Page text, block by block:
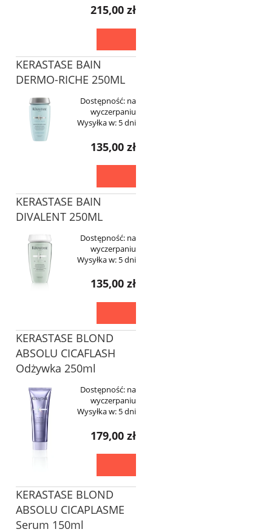
215,00 zł
KERASTASE BAIN
DERMO-RICHE 250ML
Dostępność: na
wyczerpaniu
Wysyłka w: 5 dni
135,00 zł
KERASTASE BAIN
DIVALENT 250ML
Dostępność: na
wyczerpaniu
Wysyłka w: 5 dni
135,00 zł
KERASTASE BLOND
ABSOLU CICAFLASH
Odżywka 250ml
Dostępność: na
wyczerpaniu
Wysyłka w: 5 dni
179,00 zł
KERASTASE BLOND
ABSOLU CICAPLASME
Serum 150ml